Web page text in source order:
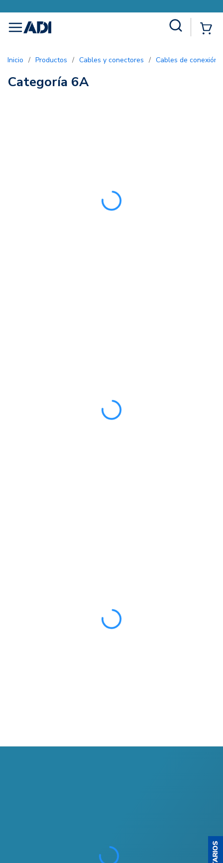
menu
Inicio / Productos / Cables y conectores / Cables de conexión
Categoría 6A